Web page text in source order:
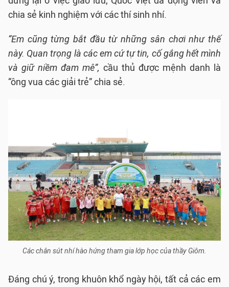
chia sẻ kinh nghiệm với các thí sinh nhí.
“Em cũng từng bắt đầu từ những sân chơi như thế
này. Quan trọng là các em cứ tự tin, cố gắng hết mình
và giữ niềm đam mê”, cầu thủ được mệnh danh là
“ông vua các giải trẻ” chia sẻ.
Các chân sút nhí hào hứng tham gia lớp học của thầy Giôm.
Đáng chú ý, trong khuôn khổ ngày hội, tất cả các em